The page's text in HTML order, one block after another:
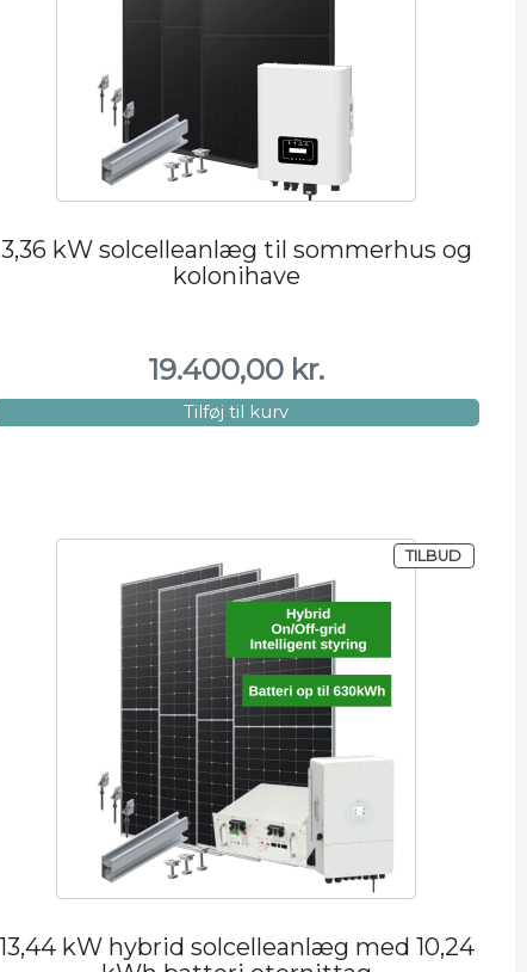
3,36 kW solcelleanlæg til sommerhus og
kolonihave
19.400,00 kr.
Tilføj til kurv
TILBUD TILBUDVARE
13,44 kW hybrid solcelleanlæg med 10,24